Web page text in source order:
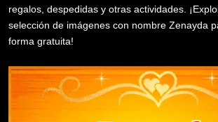
regalos, despedidas y otras actividades.
selección de imágenes con nombre Zenayda
forma gratuita!